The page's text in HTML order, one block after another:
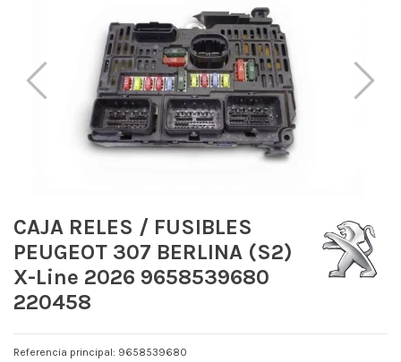
CAJA RELES / FUSIBLES
PEUGEOT 307 BERLINA (S2)
X-Line 2026 9658539680
220458
Referencia principal: 9658539680